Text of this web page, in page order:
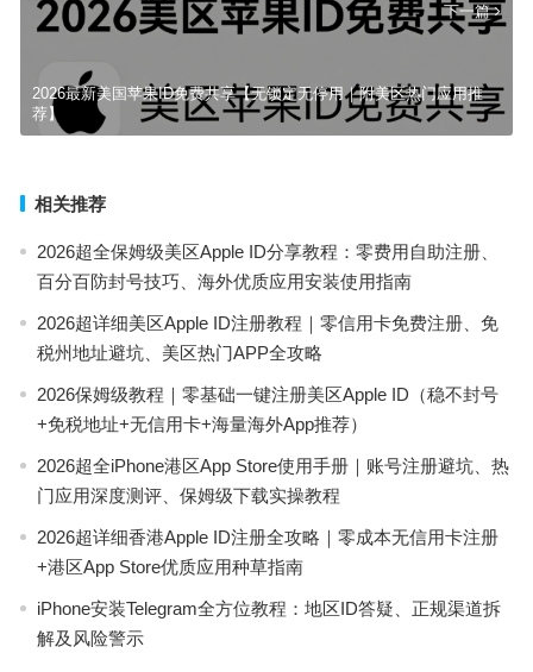
下一篇
2026最新美国苹果ID免费共享【无锁定无停用｜附美区热门应用推
荐】
相关推荐
2026超全保姆级美区Apple ID分享教程：零费用自助注册、
百分百防封号技巧、海外优质应用安装使用指南
2026超详细美区Apple ID注册教程｜零信用卡免费注册、免
税州地址避坑、美区热门APP全攻略
2026保姆级教程｜零基础一键注册美区Apple ID（稳不封号
+免税地址+无信用卡+海量海外App推荐）
2026超全iPhone港区App Store使用手册｜账号注册避坑、热
门应用深度测评、保姆级下载实操教程
2026超详细香港Apple ID注册全攻略｜零成本无信用卡注册
+港区App Store优质应用种草指南
iPhone安装Telegram全方位教程：地区ID答疑、正规渠道拆
解及风险警示